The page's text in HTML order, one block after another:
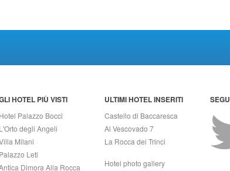
HOTEL PIÙ VISTI
Hotel Palazzo Bocci
L'Orto degli Angeli
Milani
Palazzo Leti
Dimora Alla Rocca
ULTIMI HOTEL INSERITI
Castello di Baccaresca
Al Vescovado 7
La Rocca dei Trinci
Hotel photo gallery